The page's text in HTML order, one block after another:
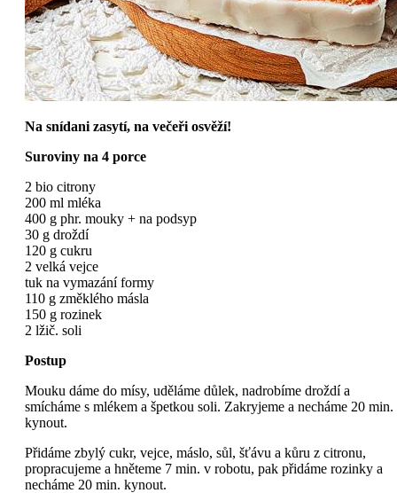
Na snídani zasytí, na večeři osvěží!
Suroviny na 4 porce
2 bio citrony
200 ml mléka
400 g phr. mouky + na podsyp
30 g droždí
120 g cukru
2 velká vejce
tuk na vymazání formy
110 g změklého másla
150 g rozinek
2 lžič. soli
Postup
Mouku dáme do mísy, uděláme důlek, nadrobíme droždí a
smícháme s mlékem a špetkou soli. Zakryjeme a necháme 20 min.
kynout.
Přidáme zbylý cukr, vejce, máslo, sůl, šťávu a kůru z citronu,
propracujeme a hněteme 7 min. v robotu, pak přidáme rozinky a
necháme 20 min. kynout.